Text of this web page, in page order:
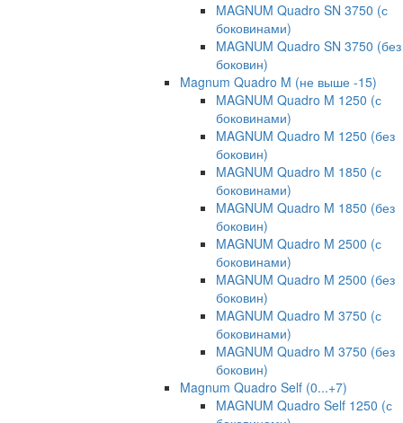
MAGNUM Quadro SN 3750 (с
боковинами)
MAGNUM Quadro SN 3750 (без
боковин)
Magnum Quadro M (не выше -15)
MAGNUM Quadro M 1250 (с
боковинами)
MAGNUM Quadro M 1250 (без
боковин)
MAGNUM Quadro M 1850 (с
боковинами)
MAGNUM Quadro M 1850 (без
боковин)
MAGNUM Quadro M 2500 (с
боковинами)
MAGNUM Quadro M 2500 (без
боковин)
MAGNUM Quadro M 3750 (с
боковинами)
MAGNUM Quadro M 3750 (без
боковин)
Magnum Quadro Self (0...+7)
MAGNUM Quadro Self 1250 (с